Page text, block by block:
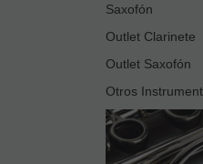
Saxofón
Outlet Clarinete
Outlet Saxofón
Otros